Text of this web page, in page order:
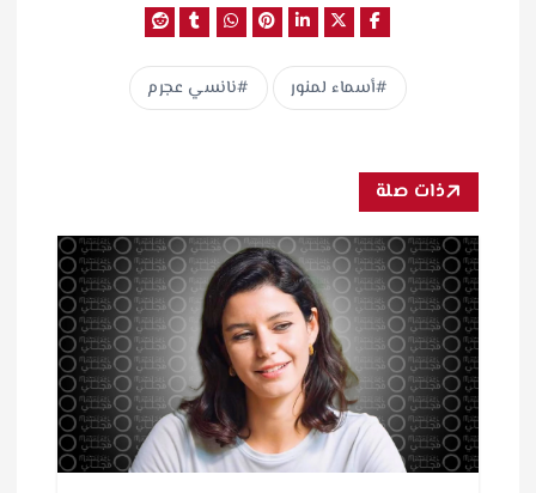
أسماء لمنور نانسي عجرم
ذات صلة